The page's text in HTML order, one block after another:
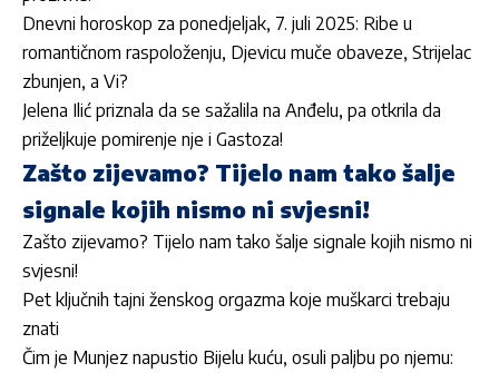
Dnevni horoskop za ponedjeljak, 7. juli 2025: Ribe u
romantičnom raspoloženju, Djevicu muče obaveze, Strijelac
zbunjen, a Vi?
Jelena Ilić priznala da se sažalila na Anđelu, pa otkrila da
priželjkuje pomirenje nje i Gastoza!
Zašto zijevamo? Tijelo nam tako šalje
signale kojih nismo ni svjesni!
Zašto zijevamo? Tijelo nam tako šalje signale kojih nismo ni
svjesni!
Pet ključnih tajni ženskog orgazma koje muškarci trebaju
znati
Čim je Munjez napustio Bijelu kuću, osuli paljbu po njemu: